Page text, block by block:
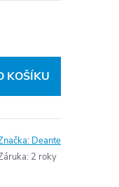
KOŠÍKU
Deante
: 2 roky